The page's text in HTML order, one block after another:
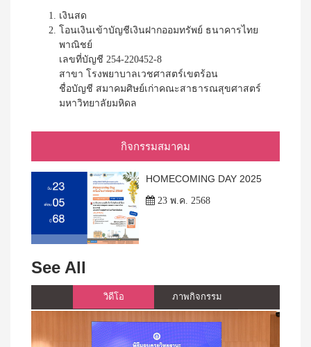
เงินสด
โอนเงินเข้าบัญชีเงินฝากออมทรัพย์ ธนาคารไทย
พาณิชย์
เลขที่บัญชี 254-220452-8
สาขา โรงพยาบาลเวชศาสตร์เขตร้อน
ชื่อบัญชี สมาคมศิษย์เก่าคณะสาธารณสุขศาสตร์
มหาวิทยาลัยมหิดล
กิจกรรมสมาคม
HOMECOMING DAY 2025
23 พ.ค. 2568
See All
วิดีโอ ภาพกิจกรรม